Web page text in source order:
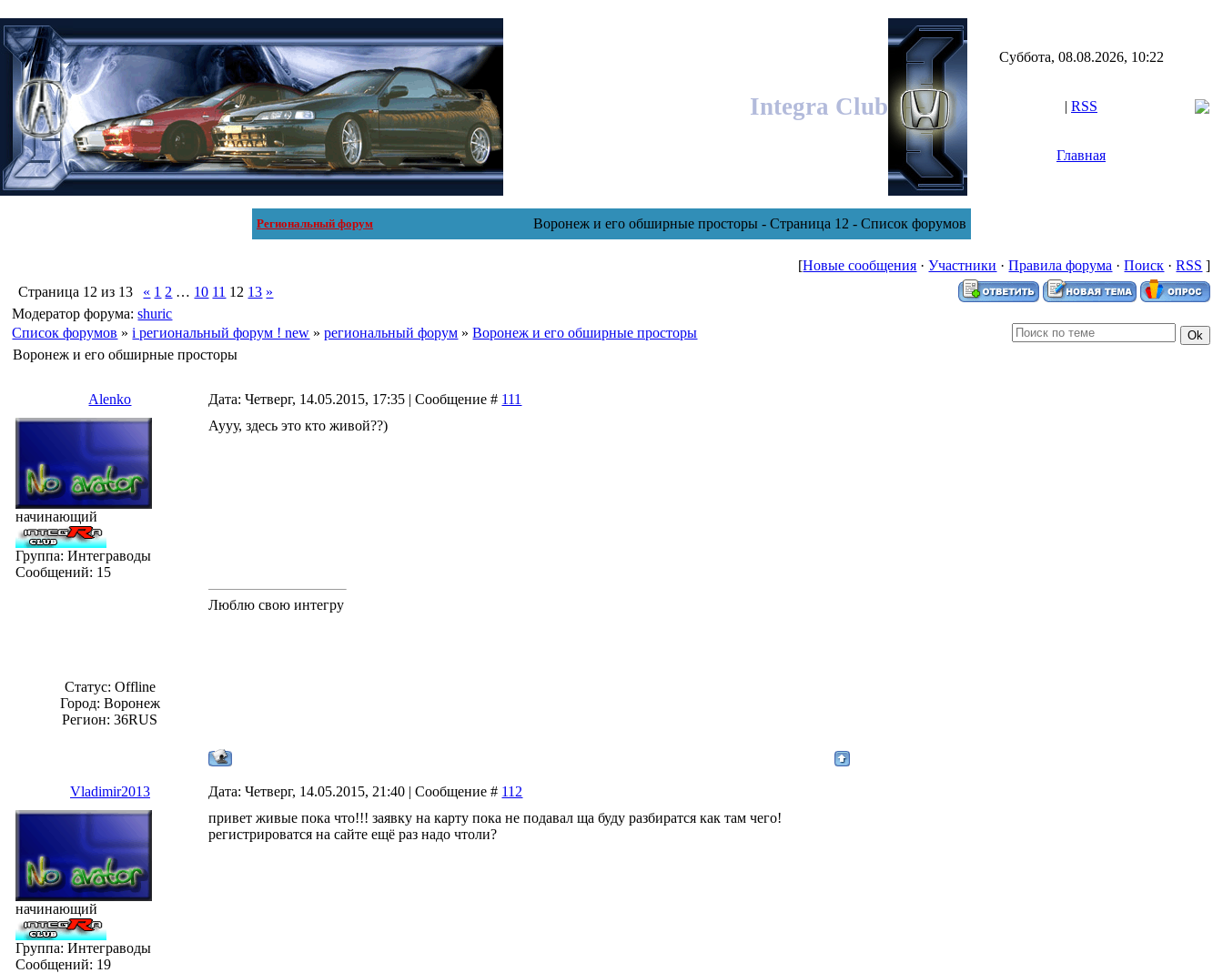
Integra Club
Суббота, 08.08.2026, 10:22
| RSS
Главная
Региональный форум Воронеж и его обширные просторы - Страница 12 - Список форумов
[Новые сообщения ·Участники ·Правила форума ·Поиск ·RSS ]
Страница 12 из 13 « 1 2 … 10 11 12 13 »
Модератор форума:shuric
Список форумов » i региональный форум ! new » региональный форум » Воронеж и его обширные просторы
Воронеж и его обширные просторы
Alenko Дата: Четверг, 14.05.2015, 17:35 | Сообщение # 111
начинающий
Группа: Интеграводы
Сообщений: 15
Статус: Offline
Город: Воронеж
Регион: 36RUS
Аууу, здесь это кто живой??)
Люблю свою интегру
Vladimir2013 Дата: Четверг, 14.05.2015, 21:40 | Сообщение # 112
начинающий
Группа: Интеграводы
Сообщений: 19
привет живые пока что!!! заявку на карту пока не подавал ща буду разбиратся как там чего!
регистрироватся на сайте ещё раз надо чтоли?